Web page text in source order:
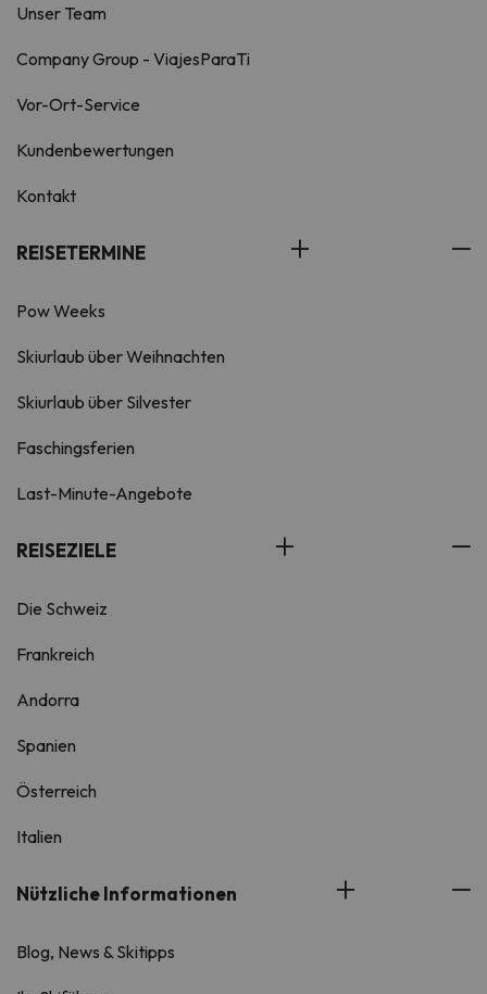
Unser Team
Company Group - ViajesParaTi
Vor-Ort-Service
Kundenbewertungen
Kontakt
REISETERMINE
Pow Weeks
Skiurlaub über Weihnachten
Skiurlaub über Silvester
Faschingsferien
Last-Minute-Angebote
REISEZIELE
Die Schweiz
Frankreich
Andorra
Spanien
Österreich
Italien
Nützliche Informationen
Blog, News & Skitipps